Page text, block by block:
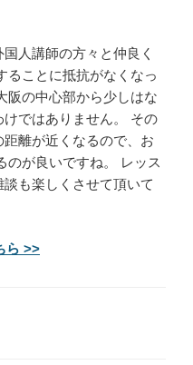
人講師の方々と仲良く
ることに抵抗がなくなっ
阪の中心部から少しはな
ではありません。 その
離が近くなるので、お
のが良いですね。 レッス
も楽しくさせて頂いて
ら >>